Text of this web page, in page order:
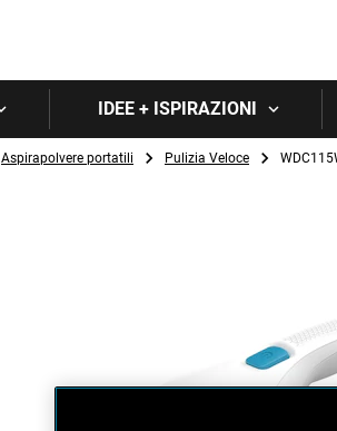
IDEE + ISPIRAZIONI
Aspirapolvere portatili Pulizia Veloce